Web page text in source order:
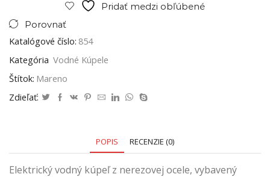
Pridať medzi obľúbené
Porovnať
Katalógové číslo: 854
Kategória Vodné Kúpele
Štítok: Mareno
Zdieľať:
POPIS RECENZIE (0)
Elektrický vodný kúpeľ z nerezovej ocele, vybavený